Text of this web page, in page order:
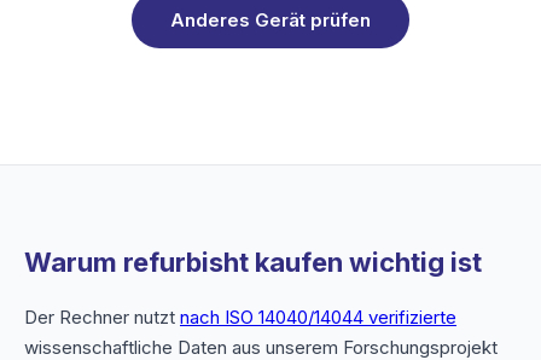
Anderes Gerät prüfen
Warum refurbisht kaufen wichtig ist
Der Rechner nutzt nach ISO 14040/14044 verifizierte
wissenschaftliche Daten aus unserem Forschungsprojekt